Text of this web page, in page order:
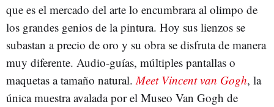
que es el mercado del arte lo encumbrara al olimpo de
los grandes genios de la pintura. Hoy sus lienzos se
subastan a precio de oro y su obra se disfruta de manera
muy diferente. Audio-guías, múltiples pantallas o
maquetas a tamaño natural.Meet Vincent van Gogh, la
única muestra avalada por el Museo Van Gogh de